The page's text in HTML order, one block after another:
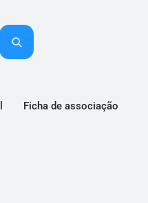
Ficha de associação